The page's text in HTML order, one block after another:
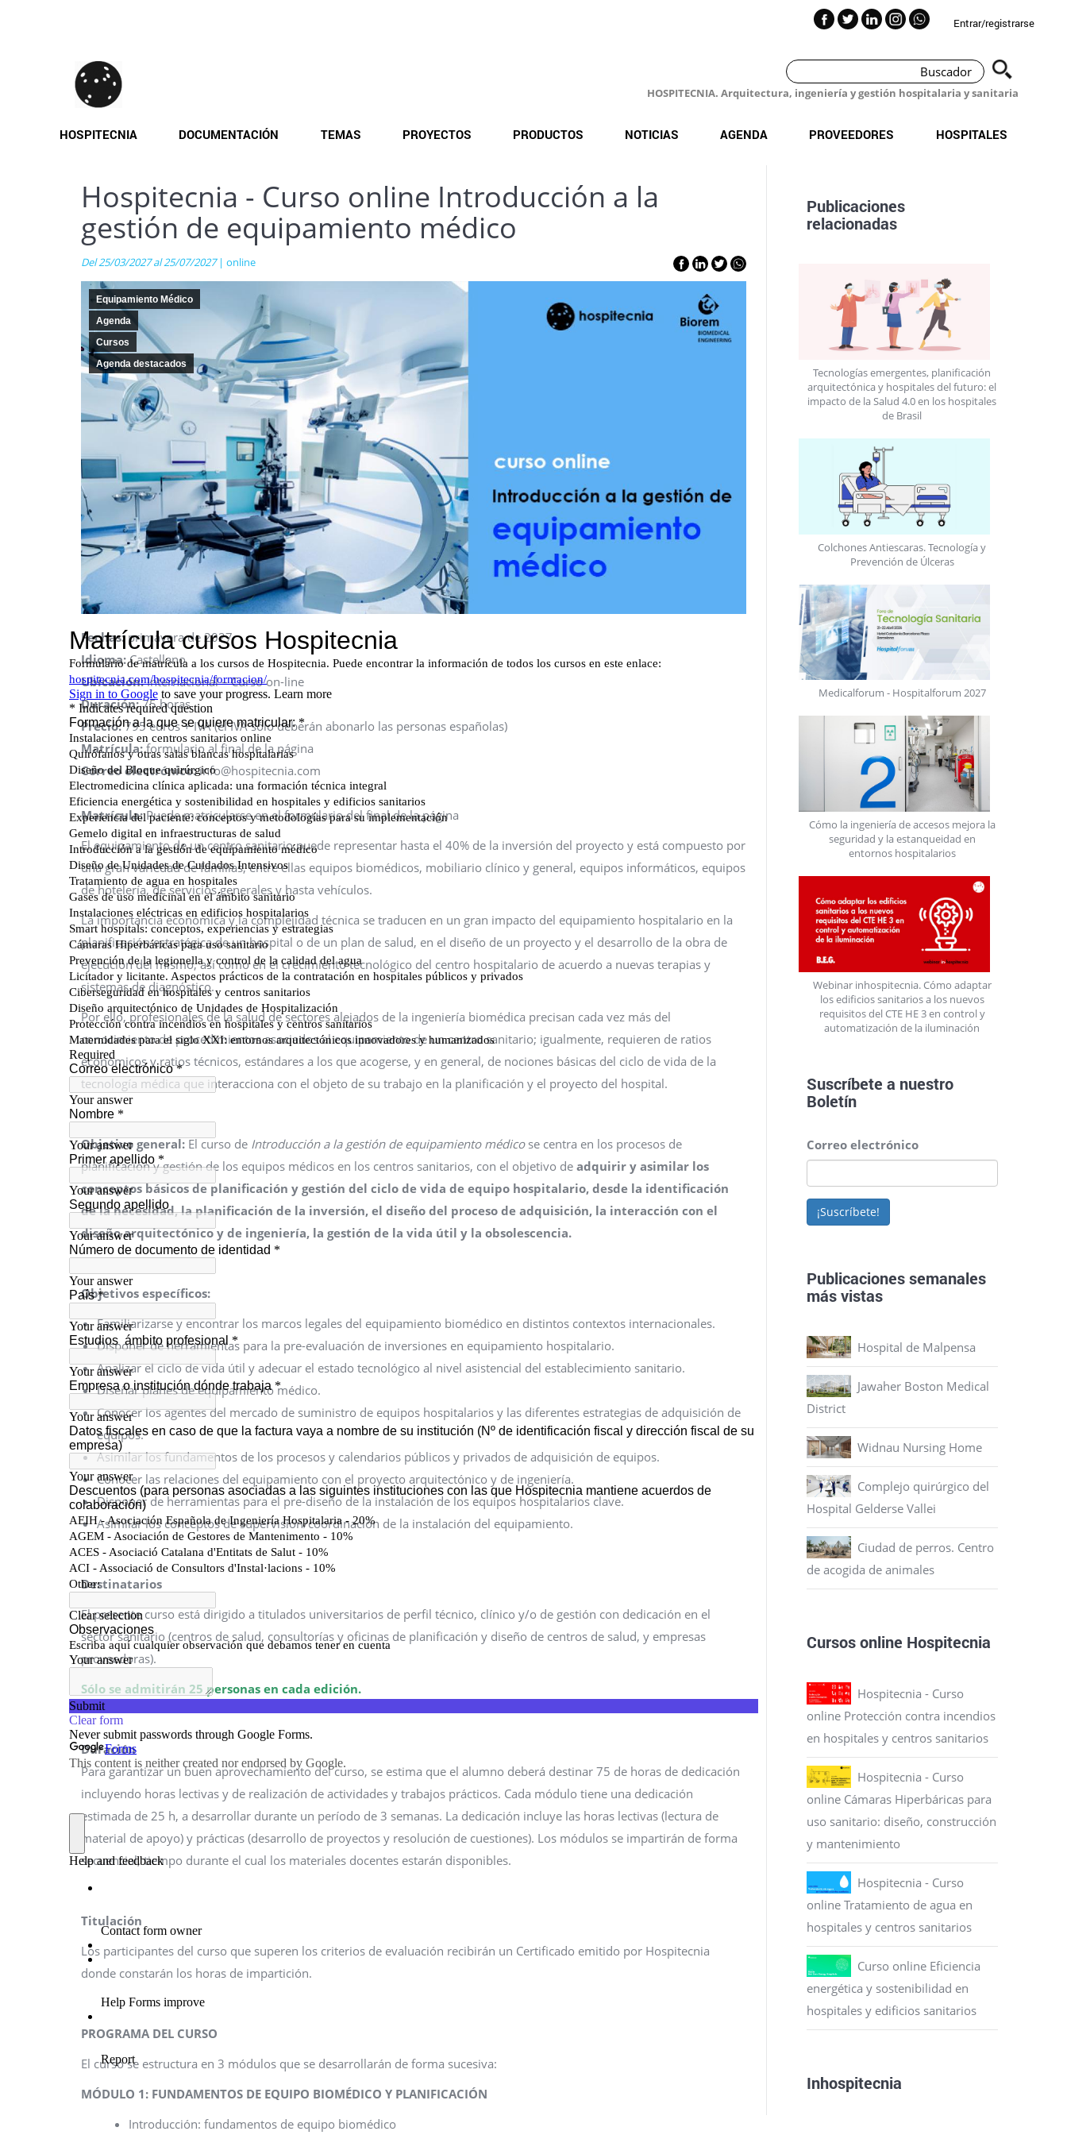
Entrar/registrarse
HOSPITECNIA. Arquitectura, ingeniería y gestión hospitalaria y sanitaria
HOSPITECNIA DOCUMENTACIÓN TEMAS PROYECTOS PRODUCTOS NOTICIAS AGENDA PROVEEDORES HOSPITALES
Hospitecnia - Curso online Introducción a la
gestión de equipamiento médico
Del 25/03/2027 al 25/07/2027| online
Equipamiento Médico
Agenda
Cursos
Agenda destacados
Fechas:primavera de 2027
Idioma:Castellano
Ubicación:Internacional – Curso on-line
Duración:75 horas
Precio:795 euros + IVA (el IVA sólo deberán abonarlo las personas españolas)
Matrícula:formulario al final de la página
Correo electrónico:info@hospitecnia.com
Matrícula:Puede matricularse en el formulario del final de la página
El equipamiento de un centro sanitario puede representar hasta el 40% de la inversión del proyecto y está compuesto por
una gran variedad de familias, entre ellas equipos biomédicos, mobiliario clínico y general, equipos informáticos, equipos
de hotelería, de servicios generales y hasta vehículos.
La importancia económica y la complejidad técnica se traducen en un gran impacto del equipamiento hospitalario en la
planificación estratégica de un hospital o de un plan de salud, en el diseño de un proyecto y el desarrollo de la obra de
ejecución del mismo, así como en el crecimiento tecnológico del centro hospitalario de acuerdo a nuevas terapias y
sistemas de diagnóstico.
Por ello, profesionales de la salud de sectores alejados de la ingeniería biomédica precisan cada vez más del
conocimiento de procedimientos asociados al equipamiento de un centro sanitario; igualmente, requieren de ratios
económicos y ratios técnicos, estándares a los que acogerse, y en general, de nociones básicas del ciclo de vida de la
tecnología médica que interacciona con el objeto de su trabajo en la planificación y el proyecto del hospital.
Objetivo general:El curso de Introducción a la gestión de equipamiento médicose centra en los procesos de
planificación y gestión de los equipos médicos en los centros sanitarios, con el objetivo de adquirir y asimilar los
conceptos básicos de planificación y gestión del ciclo de vida de equipo hospitalario, desde la identificación
de la necesidad, la planificación de la inversión, el diseño del proceso de adquisición, la interacción con el
diseño arquitectónico y de ingeniería, la gestión de la vida útil y la obsolescencia.
Objetivos específicos:
Familiarizarse y encontrar los marcos legales del equipamiento biomédico en distintos contextos internacionales.
Disponer de herramientas para la pre-evaluación de inversiones en equipamiento hospitalario.
Analizar el ciclo de vida útil y adecuar el estado tecnológico al nivel asistencial del establecimiento sanitario.
Diseñar planes de equipamiento médico.
Conocer los agentes del mercado de suministro de equipos hospitalarios y las diferentes estrategias de adquisición de
equipos.
Asimilar los fundamentos de los procesos y calendarios públicos y privados de adquisición de equipos.
Conocer las relaciones del equipamiento con el proyecto arquitectónico y de ingeniería.
Disponer de herramientas para el pre-diseño de la instalación de los equipos hospitalarios clave.
Asimilar los conceptos de supervisión/coordinación de la instalación del equipamiento.
Destinatarios
El presente curso está dirigido a titulados universitarios de perfil técnico, clínico y/o de gestión con dedicación en el
sector sanitario (centros de salud, consultorías y oficinas de planificación y diseño de centros de salud, y empresas
proveedoras).
Sólo se admitirán 25 personas en cada edición.
Duración
Para garantizar un buen aprovechamiento del curso, se estima que el alumno deberá destinar 75 de horas de dedicación
incluyendo horas lectivas y de realización de actividades y trabajos prácticos. Cada módulo tiene una dedicación
estimada de 25 h, a desarrollar durante un período de 3 semanas. La dedicación incluye las horas lectivas (lectura de
material de apoyo) y prácticas (desarrollo de proyectos y resolución de cuestiones). Los módulos se impartirán de forma
secuencial, tiempo durante el cual los materiales docentes estarán disponibles.
Titulación
Los participantes del curso que superen los criterios de evaluación recibirán un Certificado emitido por Hospitecnia
donde constarán los horas de impartición.
PROGRAMA DEL CURSO
El curso se estructura en 3 módulos que se desarrollarán de forma sucesiva:
MÓDULO 1: FUNDAMENTOS DE EQUIPO BIOMÉDICO Y PLANIFICACIÓN
Introducción: fundamentos de equipo biomédico
Publicaciones
relacionadas
Tecnologías emergentes, planificación
arquitectónica y hospitales del futuro: el
impacto de la Salud 4.0 en los hospitales
de Brasil
Colchones Antiescaras. Tecnología y
Prevención de Úlceras
Medicalforum - Hospitalforum 2027
Cómo la ingeniería de accesos mejora la
seguridad y la estanqueidad en
entornos hospitalarios
Webinar inhospitecnia. Cómo adaptar
los edificios sanitarios a los nuevos
requisitos del CTE HE 3 en control y
automatización de la iluminación
Suscríbete a nuestro
Boletín
Correo electrónico
¡Suscríbete!
Publicaciones semanales
más vistas
Hospital de Malpensa
Jawaher Boston Medical
District
Widnau Nursing Home
Complejo quirúrgico del
Hospital Gelderse Vallei
Ciudad de perros. Centro
de acogida de animales
Cursos online Hospitecnia
Hospitecnia - Curso
online Protección contra incendios
en hospitales y centros sanitarios
Hospitecnia - Curso
online Cámaras Hiperbáricas para
uso sanitario: diseño, construcción
y mantenimiento
Hospitecnia - Curso
online Tratamiento de agua en
hospitales y centros sanitarios
Curso online Eficiencia
energética y sostenibilidad en
hospitales y edificios sanitarios
Inhospitecnia